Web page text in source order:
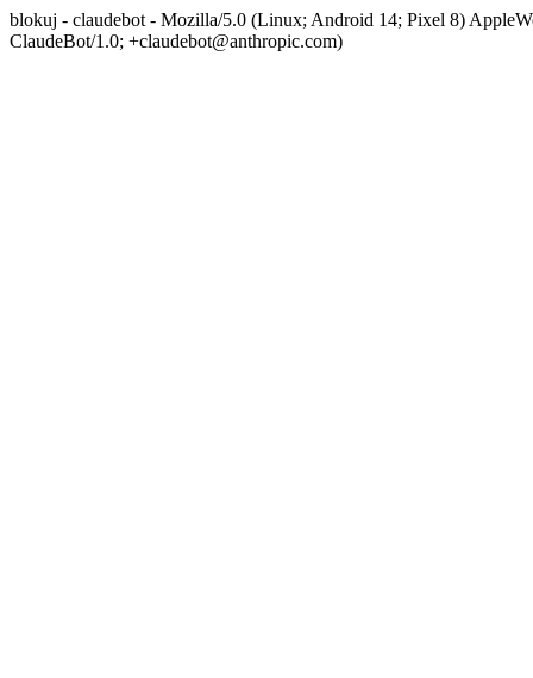
blokuj - claudebot - Mozilla/5.0 (Linux; Android 14; Pixel 8)
ClaudeBot/1.0; +claudebot@anthropic.com)